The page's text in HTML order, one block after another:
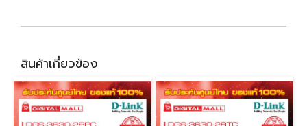
สินค้าเกี่ยวข้อง